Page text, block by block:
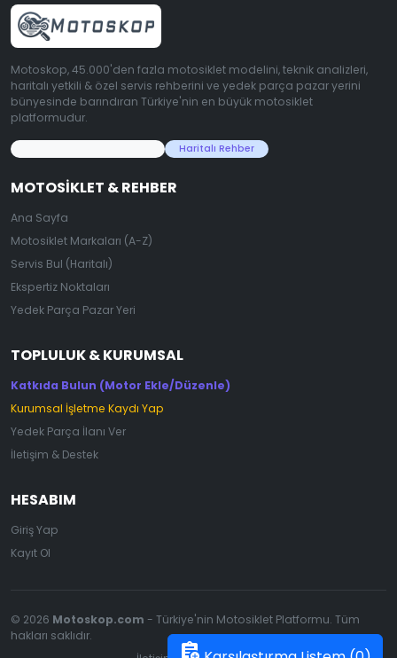
assignment_add
Motoskop, 45.000'den fazla motosiklet modelini, teknik analizleri,
haritalı yetkili & özel servis rehberini ve yedek parça pazar yerini
bünyesinde barındıran Türkiye'nin en büyük motosiklet
platformudur.
Haritalı Rehber
MOTOSIKLET & REHBER
Ana Sayfa
Motosiklet Markaları (A-Z)
Servis Bul (Haritalı)
Ekspertiz Noktaları
Yedek Parça Pazar Yeri
TOPLULUK & KURUMSAL
Katkıda Bulun (Motor Ekle/Düzenle)
Kurumsal İşletme Kaydı Yap
Yedek Parça İlanı Ver
İletişim & Destek
HESABIM
Giriş Yap
Kayıt Ol
© 2026 Motoskop.com - Türkiye'nin Motosiklet Platformu. Tüm
hakları saklıdır.